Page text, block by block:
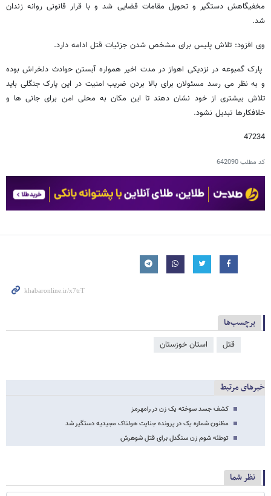
مخفیگاهش دستگیر و تحویل مقامات قضایی شد و با قرار قانونی روانه زندان
شد.
وی افزود: تلاش پلیس برای مشخص شدن جزئیات قتل ادامه دارد.
پارک گمبوعه در نزدیکی اهواز در مدت اخیر همواره آبستن حوادث دلخراش بوده
و به نظر می رسد مسئولان برای بالا بردن ضریب امنیت در این پارک جنگلی باید
تلاش بیشتری از خود نشان دهند تا این مکان به محلی امن برای جانی ها و
خلافکارها تبدیل نشود.
47234
کد مطلب642090
برچسب‌ها
قتل استان خوزستان
خبرهای مرتبط
کشف جسد سوخته یک زن در رامهرمز
مظنون شماره یک در پرونده جنایت هولناک مجیدیه دستگیر شد
توطئه شوم زن سنگدل برای قتل شوهرش
نظر شما